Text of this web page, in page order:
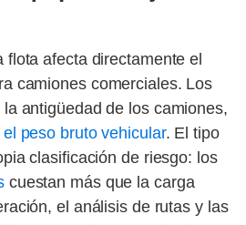
flota afecta directamente el
camiones comerciales. Los
antigüedad de los camiones,
el peso bruto vehicular. El tipo
clasificación de riesgo: los
cuestan más que la carga
el análisis de rutas y las